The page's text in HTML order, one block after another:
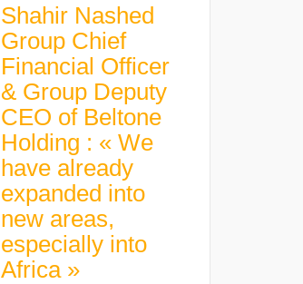
Shahir Nashed
Group Chief
Financial Officer
& Group Deputy
CEO of Beltone
Holding : « We
have already
expanded into
new areas,
especially into
Africa »